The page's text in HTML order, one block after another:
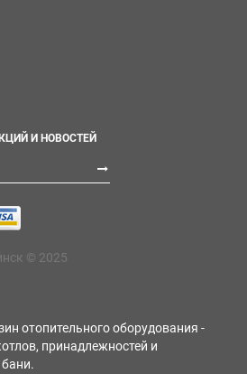
И НОВОСТЕЙ
© 2025
отопительного оборудования -
принадлежностей и